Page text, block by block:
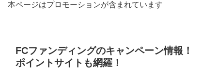
本ページはプロモーションが含まれています
FCファンディングのキャンペーン情報！
ポイントサイトも網羅！